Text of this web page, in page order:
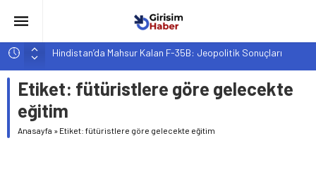
Hindistan’da Mahsur Kalan F-35B: Jeopolitik Sonuçları
Yapay Zeka Destekli Asistanlar: Elon Musk’tan Romantik Bir
Hamle mi?
Girişimcilik ve Yaşam Tarzı: Şehir Değişiminin Nedenleri ve
Etiket: fütüristlere göre gelecekte
eğitim
Anasayfa » Etiket: fütüristlere göre gelecekte eğitim